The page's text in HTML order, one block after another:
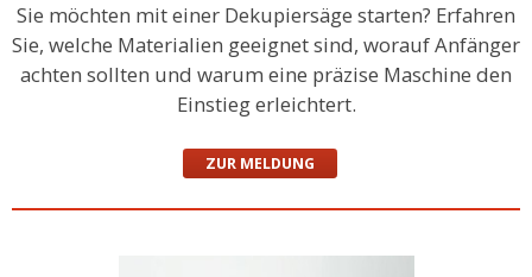
Sie möchten mit einer Dekupiersäge starten? Erfahren
Sie, welche Materialien geeignet sind, worauf Anfänger
achten sollten und warum eine präzise Maschine den
Einstieg erleichtert.
ZUR MELDUNG